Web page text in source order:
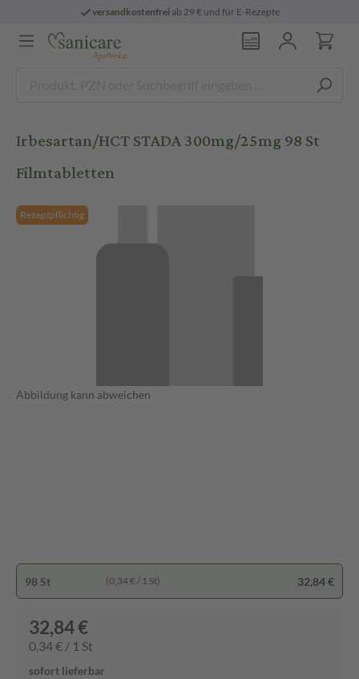
versandkostenfreiab 29 € und für E-Rezepte
Irbesartan/HCT STADA 300mg/25mg 98 St
Filmtabletten
Rezeptpflichtig
Abbildung kann abweichen
98 St (0,34 € / 1 St) 32,84 €
32,84 €
0,34 € / 1 St
sofort lieferbar